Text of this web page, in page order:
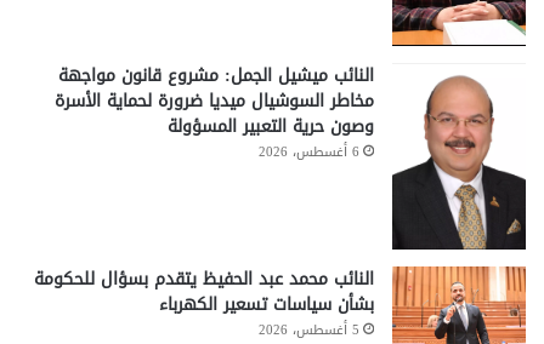
النائب ميشيل الجمل: مشروع قانون مواجهة
مخاطر السوشيال ميديا ضرورة لحماية الأسرة
وصون حرية التعبير المسؤولة
6 أغسطس، 2026
النائب محمد عبد الحفيظ يتقدم بسؤال للحكومة
بشأن سياسات تسعير الكهرباء
5 أغسطس، 2026